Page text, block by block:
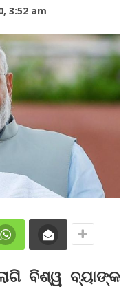
3:52 am
ବିଶ୍ୱ ବ୍ୟାଙ୍କ